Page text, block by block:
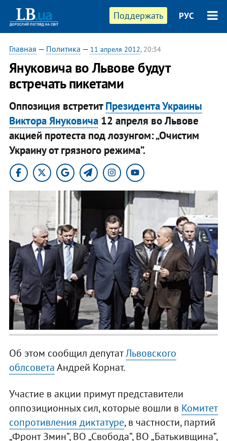
Поддержать РУС
Главная — Политика — 11 апреля 2012, 20:34
Януковича во Львове будут
встречать пикетами
Оппозиция встретитПрезидента Украины
Виктора Януковича12 апреля во Львове
акцией протеста под лозунгом: „Очистим
Украину от грязного режима”.
Об этом сообщил депутатЛьвовского
облсоветаАндрей Корнат.
Участие в акции примут представители
оппозиционных сил, которые вошли в Комитет
сопротивления диктатуре, в частности, партий
„Фронт Змин”, ВО „Свобода”, ВО „Батькивщина”,